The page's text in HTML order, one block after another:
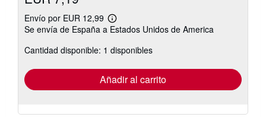
Envío por EUR 12,99
Más
información
las
tarifas
envío
Se envía de España a Estados Unidos de America
Cantidad disponible: 1 disponibles
Añadir al carrito